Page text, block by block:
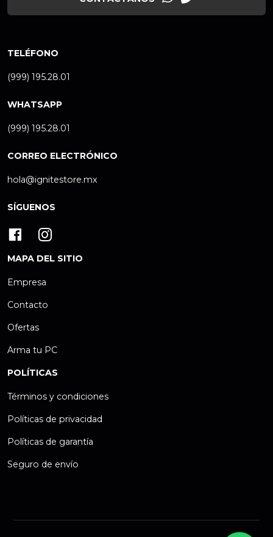
TELÉFONO
(999) 195.28.01
WHATSAPP
(999) 195.28.01
CORREO ELECTRÓNICO
hola@ignitestore.mx
SÍGUENOS
MAPA DEL SITIO
Empresa
Contacto
Ofertas
Arma tu PC
POLÍTICAS
Términos y condiciones
Políticas de privacidad
Políticas de garantía
Seguro de envío